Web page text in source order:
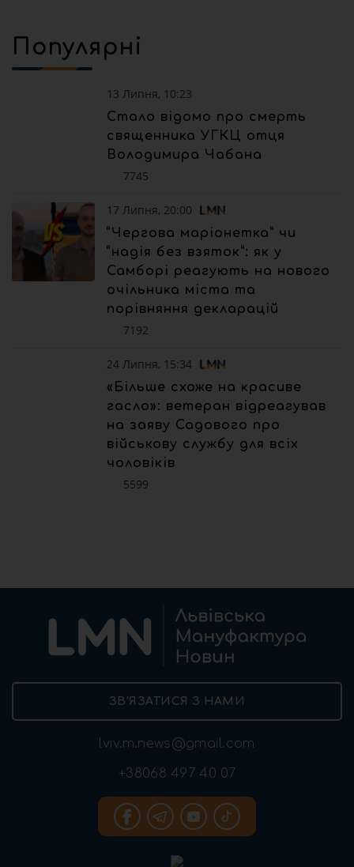
Популярні
13 Липня, 10:23
Стало відомо про смерть
священника УГКЦ отця
Володимира Чабана
7745
17 Липня, 20:00
“Чергова маріонетка” чи
“надія без взяток”: як у
Самборі реагують на нового
очільника міста та
порівняння декларацій
7192
24 Липня, 15:34
«Більше схоже на красиве
гасло»: ветеран відреагував
на заяву Садового про
військову службу для всіх
чоловіків
5599
ЗВ’ЯЗАТИСЯ З НАМИ
lviv.m.news@gmail.com
+38068 497 40 07